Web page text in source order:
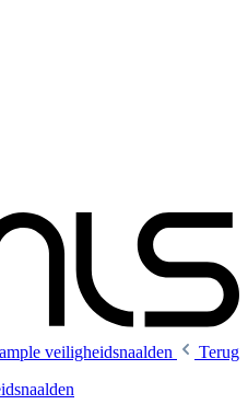
veiligheidsnaalden
Terug